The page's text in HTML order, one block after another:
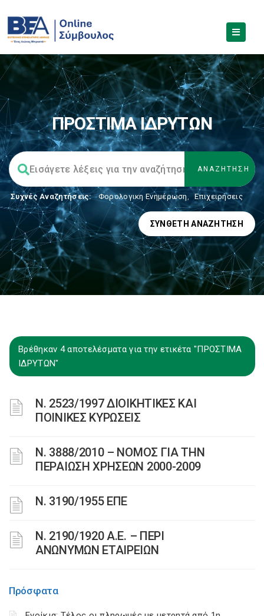
ΠΡΟΣΤΙΜΑ ΙΔΡΥΤΩΝ
Συχνές Αναζητήσεις: Φορολογικη Ενημέρωση, Επιχειρήσεις
ΣΎΝΘΕΤΗ ΑΝΑΖΉΤΗΣΗ
Βρέθηκαν 4 αποτελέσματα για την ετικέτα "ΠΡΟΣΤΙΜΑ
ΙΔΡΥΤΩΝ"
Ν. 2523/1997 ΔΙΟΙΚΗΤΙΚΕΣ ΚΑΙ
ΠΟΙΝΙΚΕΣ ΚΥΡΩΣΕΙΣ
Ν. 3888/2010 – ΝΟΜΟΣ ΓΙΑ ΤΗΝ
ΠΕΡΑΙΩΣΗ ΧΡΗΣΕΩΝ 2000-2009
Ν. 3190/1955 ΕΠΕ
Ν. 2190/1920 Α.Ε. – ΠΕΡΙ
ΑΝΩΝΥΜΩΝ ΕΤΑΙΡΕΙΩΝ
Πρόσφατα